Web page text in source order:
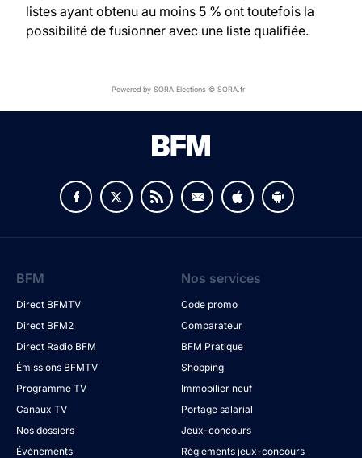
listes ayant obtenu au moins 5 % ont toutefois la
possibilité de fusionner avec une liste qualifiée.
Powered by SORA Elections © SORA.fr
BFM
Direct BFMTV
Direct BFM2
Direct Radio BFM
Émissions BFMTV
Programme TV
Canaux TV
Nos dossiers
Évènements
Nos services
Code promo
Comparateur
BFM Pratique
Shopping
Immobilier neuf
Portage salarial
Jeux-concours
Règlements jeux-concours